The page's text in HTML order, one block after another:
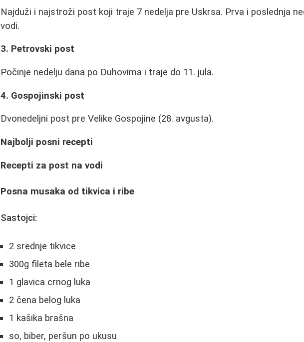
Najduži i najstroži post koji traje 7 nedelja pre Uskrsa. Prva i poslednja
vodi.
3. Petrovski post
Počinje nedelju dana po Duhovima i traje do 11. jula.
4. Gospojinski post
Dvonedeljni post pre Velike Gospojine (28. avgusta).
Najbolji posni recepti
Recepti za post na vodi
Posna musaka od tikvica i ribe
Sastojci:
2 srednje tikvice
300g fileta bele ribe
1 glavica crnog luka
2 čena belog luka
1 kašika brašna
so, biber, peršun po ukusu